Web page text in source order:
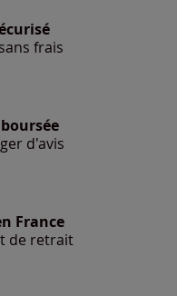
frais
d'avis
France
de retrait